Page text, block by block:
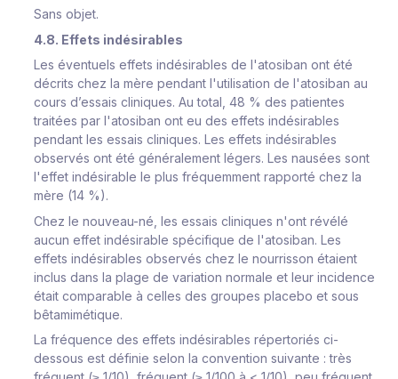
Sans objet.
4.8. Effets indésirables
Les éventuels effets indésirables de l'atosiban ont été
décrits chez la mère pendant l'utilisation de l'atosiban au
cours d’essais cliniques. Au total, 48 % des patientes
traitées par l'atosiban ont eu des effets indésirables
pendant les essais cliniques. Les effets indésirables
observés ont été généralement légers. Les nausées sont
l'effet indésirable le plus fréquemment rapporté chez la
mère (14 %).
Chez le nouveau-né, les essais cliniques n'ont révélé
aucun effet indésirable spécifique de l'atosiban. Les
effets indésirables observés chez le nourrisson étaient
inclus dans la plage de variation normale et leur incidence
était comparable à celles des groupes placebo et sous
bêtamimétique.
La fréquence des effets indésirables répertoriés ci-
dessous est définie selon la convention suivante : très